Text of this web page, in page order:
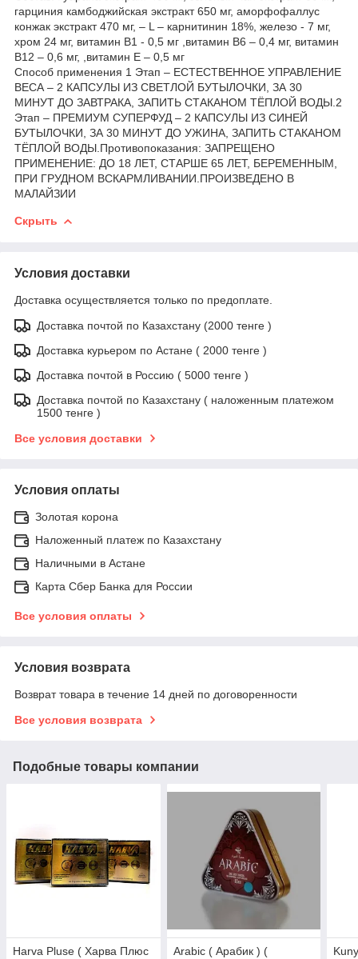
гарциния камбоджийская экстракт 650 мг, аморфофаллус
конжак экстракт 470 мг, – L – карнитинин 18%, железо - 7 мг,
хром 24 мг, витамин В1 - 0,5 мг ,витамин В6 – 0,4 мг, витамин
В12 – 0,6 мг, ,витамин Е – 0,5 мг
Способ применения 1 Этап – ЕСТЕСТВЕННОЕ УПРАВЛЕНИЕ
ВЕСА – 2 КАПСУЛЫ ИЗ СВЕТЛОЙ БУТЫЛОЧКИ, ЗА 30
МИНУТ ДО ЗАВТРАКА, ЗАПИТЬ СТАКАНОМ ТЁПЛОЙ ВОДЫ.2
Этап – ПРЕМИУМ СУПЕРФУД – 2 КАПСУЛЫ ИЗ СИНЕЙ
БУТЫЛОЧКИ, ЗА 30 МИНУТ ДО УЖИНА, ЗАПИТЬ СТАКАНОМ
ТЁПЛОЙ ВОДЫ.Противопоказания: ЗАПРЕЩЕНО
ПРИМЕНЕНИЕ: ДО 18 ЛЕТ, СТАРШЕ 65 ЛЕТ, БЕРЕМЕННЫМ,
ПРИ ГРУДНОМ ВСКАРМЛИВАНИИ.ПРОИЗВЕДЕНО В
МАЛАЙЗИИ
Скрыть
Условия доставки
Доставка осуществляется только по предоплате.
Доставка почтой по Казахстану (2000 тенге )
Доставка курьером по Астане ( 2000 тенге )
Доставка почтой в Россию ( 5000 тенге )
Доставка почтой по Казахстану ( наложенным платежом
1500 тенге )
Все условия доставки
Условия оплаты
Золотая корона
Наложенный платеж по Казахстану
Наличными в Астане
Карта Сбер Банка для России
Все условия оплаты
Условия возврата
Возврат товара в течение 14 дней по договоренности
Все условия возврата
Подобные товары компании
Harva Pluse ( Харва Плюс
Arabic ( Арабик ) (